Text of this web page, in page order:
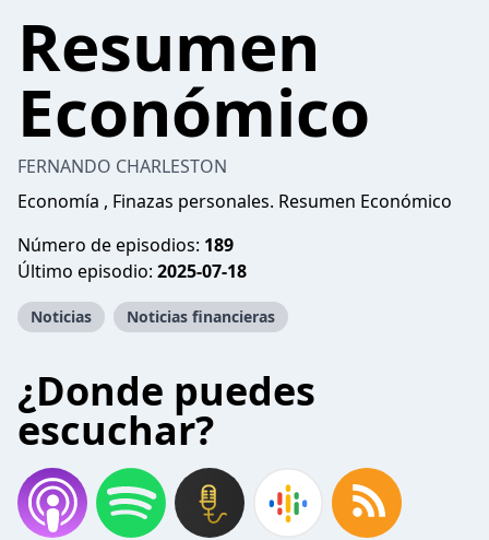
Resumen
Económico
FERNANDO CHARLESTON
Economía , Finazas personales. Resumen Económico
Número de episodios: 189
Último episodio: 2025-07-18
Noticias Noticias financieras
¿Donde puedes
escuchar?